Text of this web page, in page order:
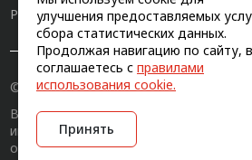
улучшения предоставляемых
сбора статистических данных.
Продолжая навигацию по сайту,
соглашаетесь с правилами
использования cookie.
Принять
Разработка сайта
© 2011-2026, Конструкционный
Вся информация на сайте имеет
информационный характер и не
офертой